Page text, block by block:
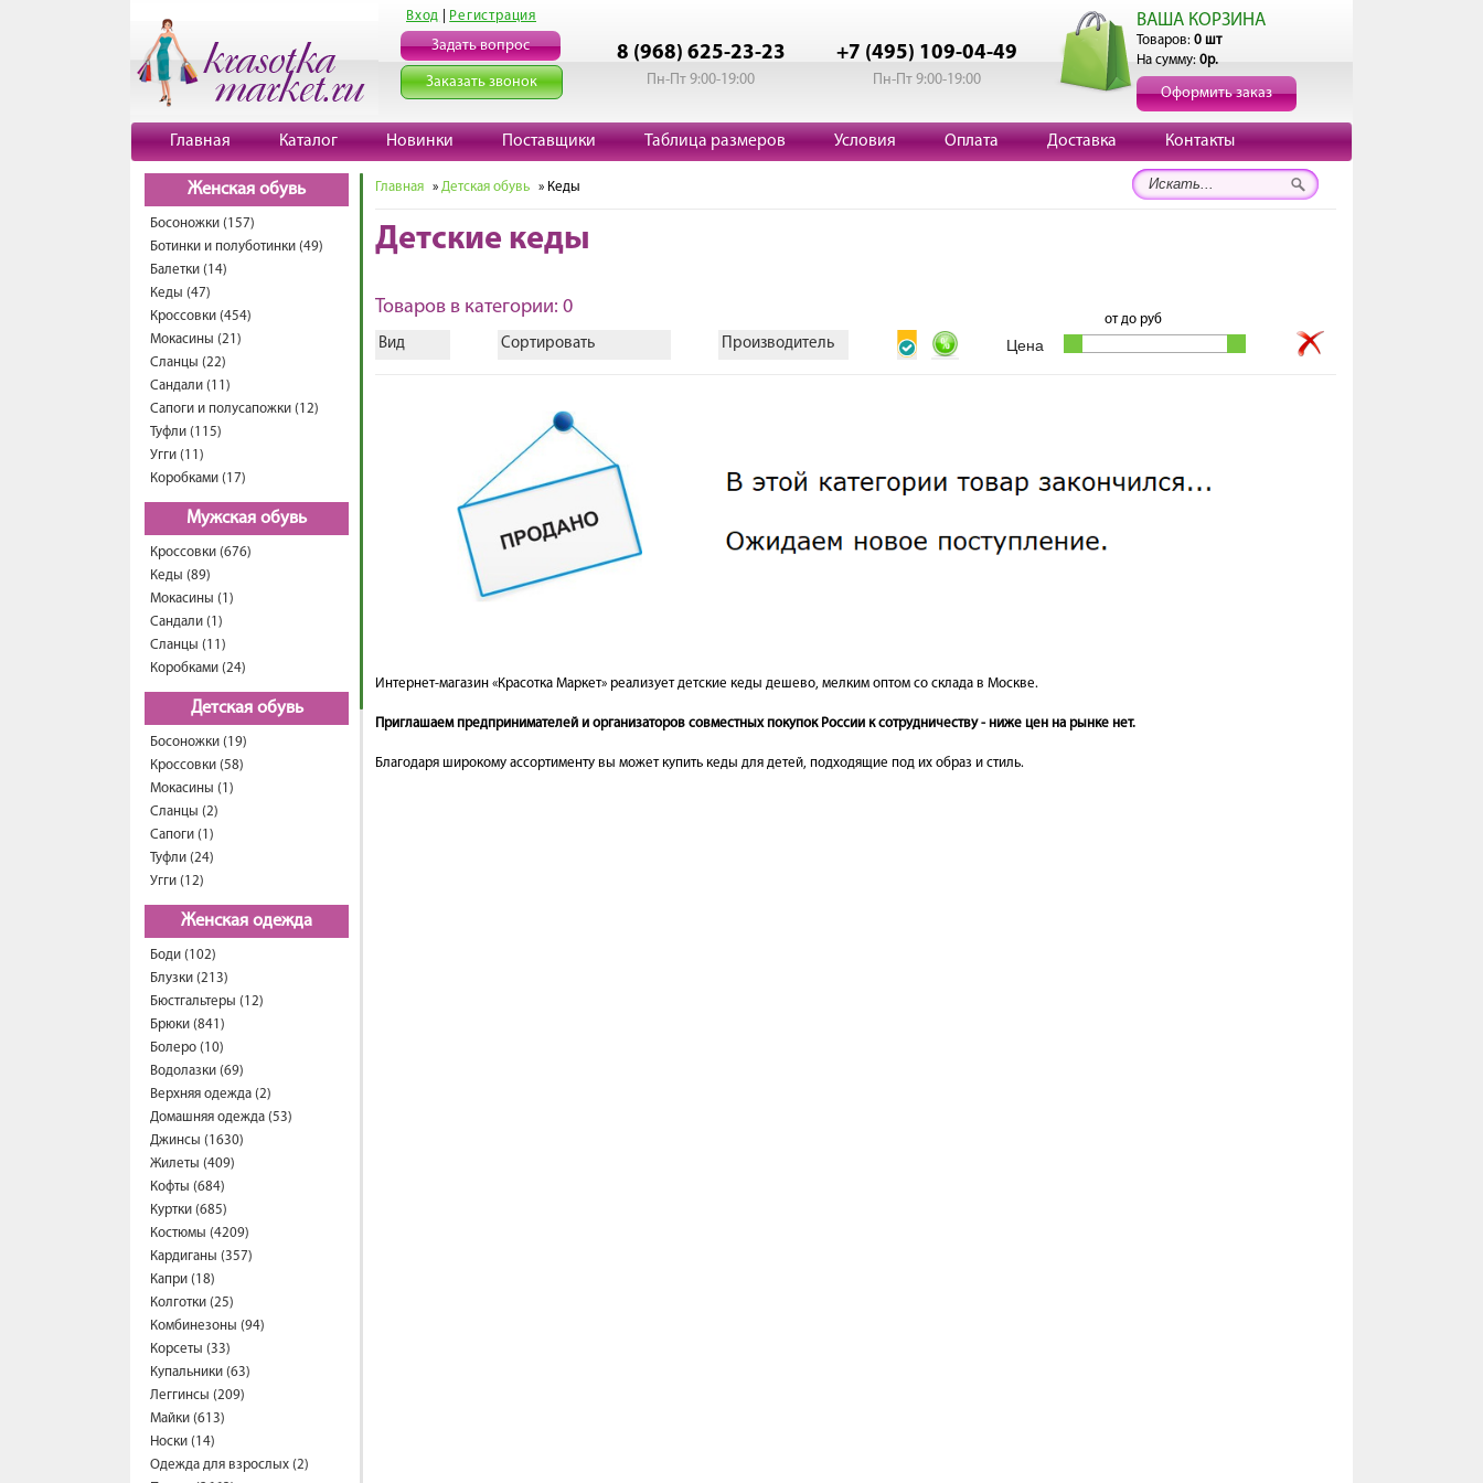
Вход Регистрация
Задать вопрос
Заказать звонок
8 (968) 625-23-23
Пн-Пт 9:00-19:00
+7 (495) 109-04-49
Пн-Пт 9:00-19:00
ВАША КОРЗИНА
Товаров: 0 шт
На сумму: 0р.
Оформить заказ
Главная Каталог Новинки Поставщики Таблица размеров Условия Оплата Доставка Контакты
Женская обувь
Босоножки (157)
Ботинки и полуботинки (49)
Балетки (14)
Кеды (47)
Кроссовки (454)
Мокасины (21)
Сланцы (22)
Сандали (11)
Сапоги и полусапожки (12)
Туфли (115)
Угги (11)
Коробками (17)
Мужская обувь
Кроссовки (676)
Кеды (89)
Мокасины (1)
Сандали (1)
Сланцы (11)
Коробками (24)
Детская обувь
Босоножки (19)
Кроссовки (58)
Мокасины (1)
Сланцы (2)
Сапоги (1)
Туфли (24)
Угги (12)
Женская одежда
Боди (102)
Блузки (213)
Бюстгальтеры (12)
Брюки (841)
Болеро (10)
Водолазки (69)
Верхняя одежда (2)
Домашняя одежда (53)
Джинсы (1630)
Жилеты (409)
Кофты (684)
Куртки (685)
Костюмы (4209)
Кардиганы (357)
Капри (18)
Колготки (25)
Комбинезоны (94)
Корсеты (33)
Купальники (63)
Леггинсы (209)
Майки (613)
Носки (14)
Одежда для взрослых (2)
Главная » Детская обувь » Кеды
Детские кеды
Товаров в категории: 0
Вид Сортировать Производитель
отдо руб
Интернет-магазин «Красотка Маркет» реализует детские кеды дешево, мелким оптом со склада в Москве.
Приглашаем предпринимателей и организаторов совместных покупок России к сотрудничеству - ниже цен на рынке нет.
Благодаря широкому ассортименту вы может купить кеды для детей, подходящие под их образ и стиль.